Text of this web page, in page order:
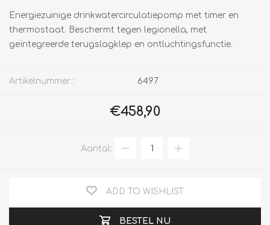
Energiezuinige drinkwatercirculatiepomp met timer en
thermostaat. Beschermt tegen legionella, met
geïntegreerde terugslagklep en ontluchtingsfunctie.
Artikelnummer:: 6497
€458,90
Aantal:
ADD TO WISHLIST
BESTEL NU